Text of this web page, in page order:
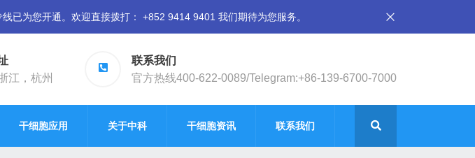
已为您开通。欢迎直接拨打： +852 9414 9401 我们期待为您服务。
江，杭州
联系我们
官方热线400-622-0089/Telegram:+86-139-6700-7000
干细胞应用 关于中科 干细胞资讯 联系我们